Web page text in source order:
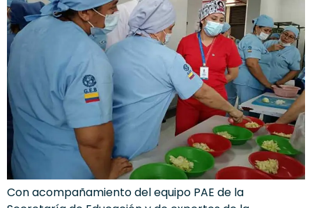
Con acompañamiento del equipo PAE de la